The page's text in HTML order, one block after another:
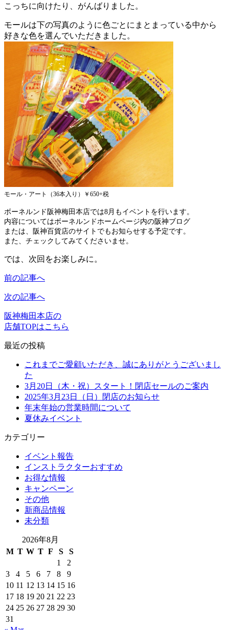
こっちに向けたり、がんばりました。
モールは下の写真のように色ごとにまとまっている中から
好きな色を選んでいただきました。
モール・アート（36本入り）￥650+税
ボーネルンド阪神梅田本店では8月もイベントを行います。
内容についてはボーネルンドホームページ内の阪神ブログ
または、阪神百貨店のサイトでもお知らせする予定です。
また、チェックしてみてくださいませ。
では、次回をお楽しみに。
前の記事へ
次の記事へ
阪神梅田本店の
店舗TOPはこちら
最近の投稿
これまでご愛顧いただき、誠にありがとうございまし
た
3月20日（木・祝）スタート！閉店セールのご案内
2025年3月23日（日）閉店のお知らせ
年末年始の営業時間について
夏休みイベント
カテゴリー
イベント報告
インストラクターおすすめ
お得な情報
キャンペーン
その他
新商品情報
未分類
2026年8月
M T W T F S
S
1
2
3
4 5 6 7 8
9
10 11 12 13 14 15 16
17 18 19 20 21 22 23
24 25 26 27 28 29 30
31